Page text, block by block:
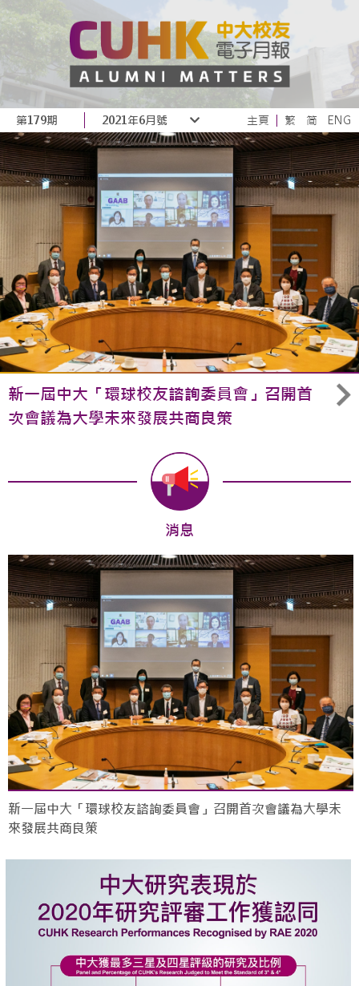
第179期 2021年6月號 主頁 繁 简 ENG
新一屆中大「環球校友諮詢委員會」召開首
次會議為大學未來發展共商良策
消息
新一屆中大「環球校友諮詢委員會」召開首次會議為大學未
來發展共商良策